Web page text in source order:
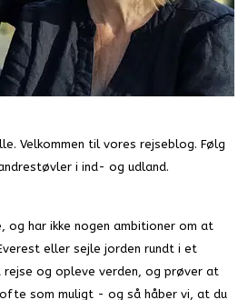
Velkommen til vores rejseblog. Følg
i ind- og udland.
og har ikke nogen ambitioner om at
eller sejle jorden rundt i et
rejse og opleve verden, og prøver at
som muligt - og så håber vi, at du